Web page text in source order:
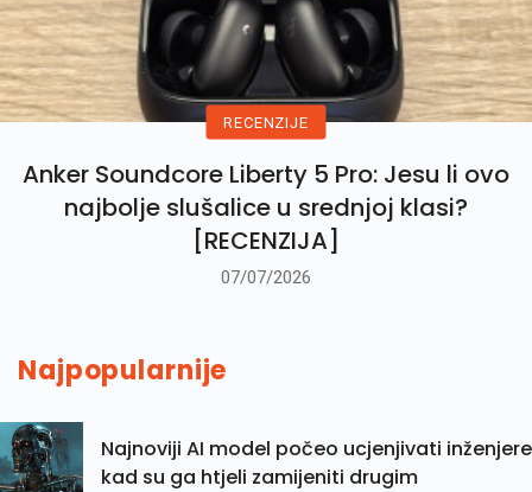
RECENZIJE
Anker Soundcore Liberty 5 Pro: Jesu li ovo
najbolje slušalice u srednjoj klasi?
[RECENZIJA]
07/07/2026
Najpopularnije
Najnoviji AI model počeo ucjenjivati inženjere
kad su ga htjeli zamijeniti drugim